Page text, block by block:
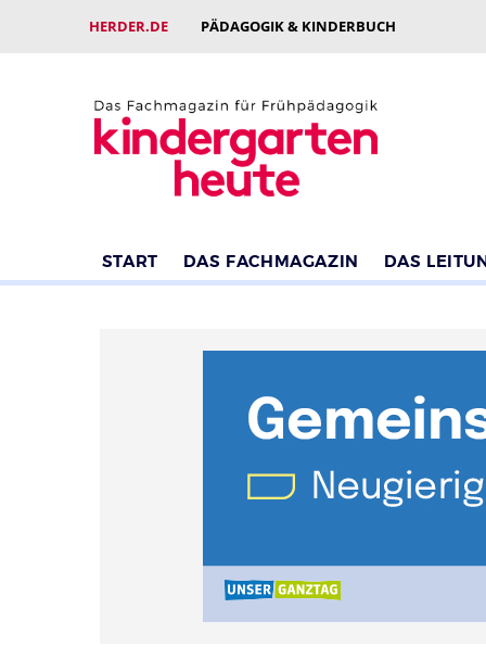
HERDER.DE PÄDAGOGIK & KINDERBUCH
START DAS FACHMAGAZIN DAS